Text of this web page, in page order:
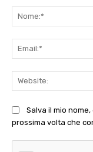
Salva il mio
prossima volta che